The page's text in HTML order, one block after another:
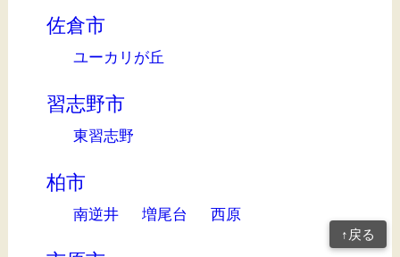
佐倉市
ユーカリが丘
習志野市
東習志野
柏市
南逆井 増尾台 西原
↑戻る